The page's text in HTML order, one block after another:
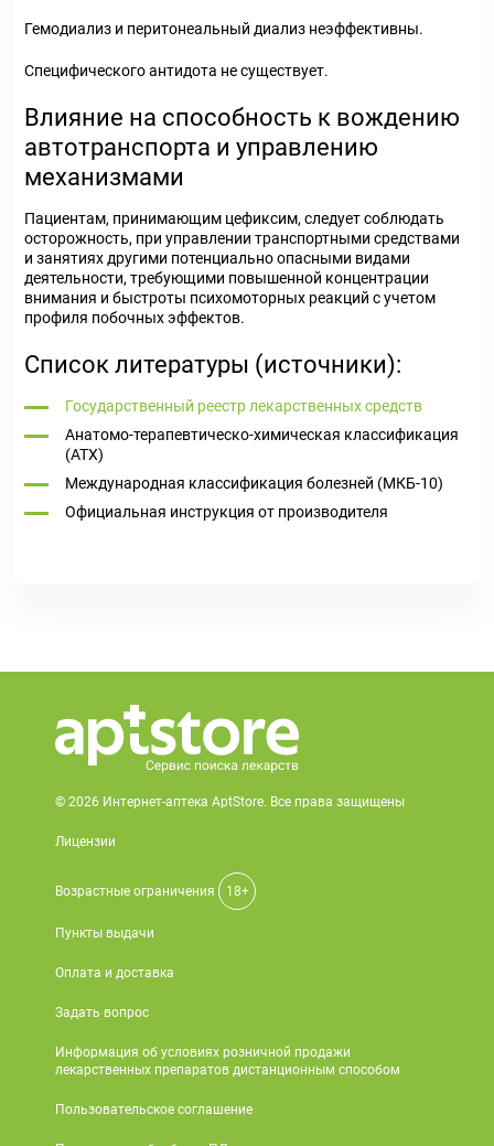
Гемодиализ и перитонеальный диализ неэффективны.
Специфического антидота не существует.
Влияние на способность к вождению
автотранспорта и управлению
механизмами
Пациентам, принимающим цефиксим, следует соблюдать
осторожность, при управлении транспортными средствами
и занятиях другими потенциально опасными видами
деятельности, требующими повышенной концентрации
внимания и быстроты психомоторных реакций с учетом
профиля побочных эффектов.
Список литературы (источники):
Государственный реестр лекарственных средств
Анатомо-терапевтическо-химическая классификация
(ATX)
Международная классификация болезней (МКБ-10)
Официальная инструкция от производителя
© 2026 Интернет-аптека AptStore. Все права защищены
Лицензии
Возрастные ограничения 18+
Пункты выдачи
Оплата и доставка
Задать вопрос
Информация об условиях розничной продажи
лекарственных препаратов дистанционным способом
Пользовательское соглашение